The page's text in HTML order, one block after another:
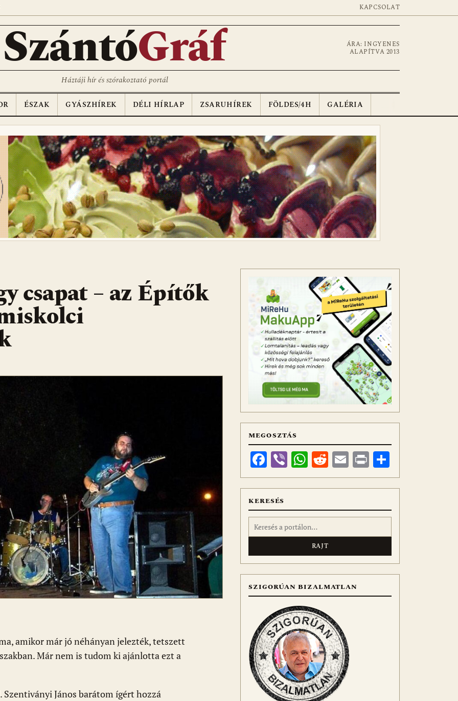
KAPCSOLAT
SzántóGráf
ÁRA: INGYENES
ALAPÍTVA 2013
Háztáji hír és szórakoztató portál
ÉSZAK GYÁSZHÍREK DÉLI HÍRLAP ZSARUHÍREK FÖLDES/4H GALÉRIA
csapat – az Építők
amikor már jó néhányan jelezték, tetszett
Már nem is tudom ki ajánlotta ezt a
János barátom ígért hozzá
MEGOSZTÁS
Facebook
ViberWhatsApp
Reddit
Email
Print
meg
KERESÉS
Keresés:
SZIGORÚAN BIZALMATLAN